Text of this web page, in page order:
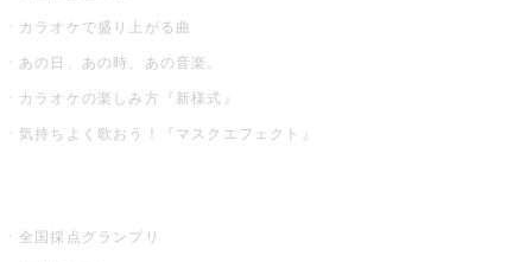
カラオケで盛り上がる曲
あの日、あの時、あの音楽。
カラオケの楽しみ方『新様式』
気持ちよく歌おう！『マスクエフェクト』
全国採点グランプリ